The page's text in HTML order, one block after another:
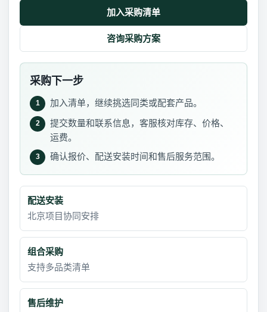
加入采购清单
咨询采购方案
采购下一步
1 加入清单，继续挑选同类或配套产品。
2
提交数量和联系信息，客服核对库存、价格、
运费。
3 确认报价、配送安装时间和售后服务范围。
配送安装
北京项目协同安排
组合采购
支持多品类清单
售后维护